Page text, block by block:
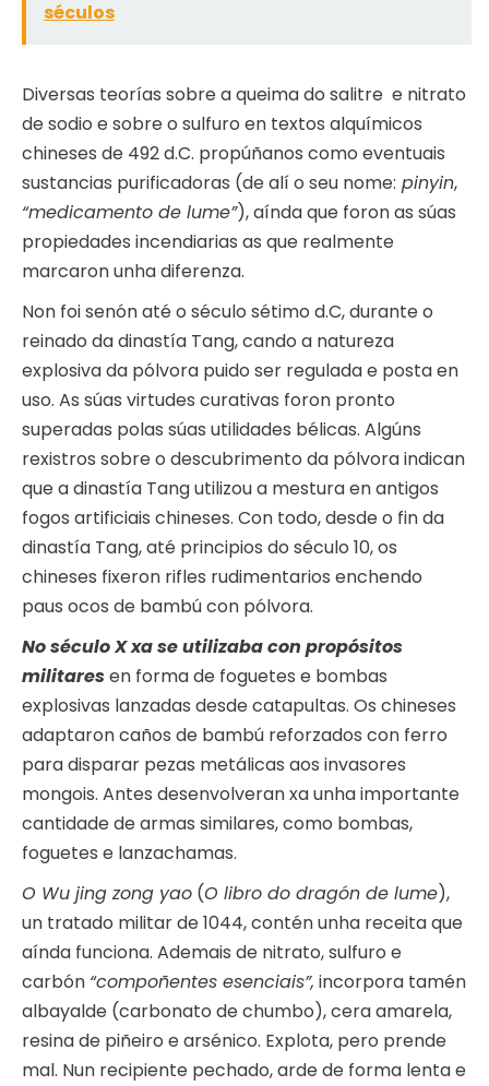
séculos
Diversas teorías sobre a queima do salitre e nitrato
de sodio e sobre o sulfuro en textos alquímicos
chineses de 492 d.C. propúñanos como eventuais
sustancias purificadoras (de alí o seu nome: pinyin,
“medicamento de lume”), aínda que foron as súas
propiedades incendiarias as que realmente
marcaron unha diferenza.
Non foi senón até o século sétimo d.C, durante o
reinado da dinastía Tang, cando a natureza
explosiva da pólvora puido ser regulada e posta en
uso. As súas virtudes curativas foron pronto
superadas polas súas utilidades bélicas. Algúns
rexistros sobre o descubrimento da pólvora indican
que a dinastía Tang utilizou a mestura en antigos
fogos artificiais chineses. Con todo, desde o fin da
dinastía Tang, até principios do século 10, os
chineses fixeron rifles rudimentarios enchendo
paus ocos de bambú con pólvora.
No século X xa se utilizaba con propósitos
militaresen forma de foguetes e bombas
explosivas lanzadas desde catapultas. Os chineses
adaptaron caños de bambú reforzados con ferro
para disparar pezas metálicas aos invasores
mongois. Antes desenvolveran xa unha importante
cantidade de armas similares, como bombas,
foguetes e lanzachamas.
O Wu jing zong yao (O libro do dragón de lume),
un tratado militar de 1044, contén unha receita que
aínda funciona. Ademais de nitrato, sulfuro e
carbón “compoñentes esenciais”, incorpora tamén
albayalde (carbonato de chumbo), cera amarela,
resina de piñeiro e arsénico. Explota, pero prende
mal. Nun recipiente pechado, arde de forma lenta e